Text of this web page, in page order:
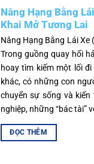
Nâng Hạng Bằng
Khai Mở Tương Lai
Nâng Hạng Bằng Lái Xe
Trong guồng quay hối
hoay tìm kiếm một lối
khác, có những con
chuyển sự sống và
nghiệp, những “bác tài”
ĐỌC THÊM